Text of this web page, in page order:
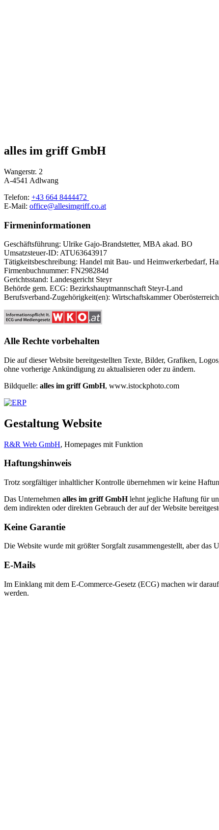
alles im griff GmbH
Wangerstr. 2
A-4541 Adlwang
Telefon: +43 664 8444472
E-Mail: office@allesimgriff.co.at
Firmeninformationen
Geschäftsführung: Ulrike Gajo-Brandstetter, MBA akad. BO
Umsatzsteuer-ID: ATU63643917
Tätigkeitsbeschreibung: Handel mit Bau- und Heimwerkerbedarf,
Firmenbuchnummer: FN298284d
Gerichtsstand: Landesgericht Steyr
Behörde gem. ECG: Bezirkshauptmannschaft Steyr-Land
Berufsverband-Zugehörigkeit(en): Wirtschaftskammer Oberösterreich
Alle Rechte vorbehalten
Die auf dieser Website bereitgestellten Texte, Bilder, Grafiken,
ohne vorherige Ankündigung zu aktualisieren oder zu ändern.
Bildquelle: alles im griff GmbH, www.istockphoto.com
Gestaltung Website
R&R Web GmbH, Homepages mit Funktion
Haftungshinweis
Trotz sorgfältiger inhaltlicher Kontrolle übernehmen wir keine
Das Unternehmen alles im griff GmbHlehnt jegliche Haftung für
dem indirekten oder direkten Gebrauch der auf der Website
Keine Garantie
Die Website wurde mit größter Sorgfalt zusammengestellt, aber das
E-Mails
Im Einklang mit dem E-Commerce-Gesetz (ECG) machen wir
werden.